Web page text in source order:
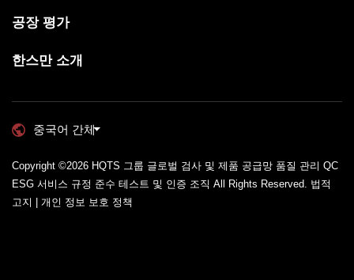
공장 평가
한스만 소개
중국어 간체
Copyright ©2026 HQTS 그룹 글로벌 검사 및 제품 공급망 품질 관리 QC
ESG 서비스 규정 준수 테스트 및 인증 조직 All Rights Reserved. 법적
고지 | 개인 정보 보호 정책